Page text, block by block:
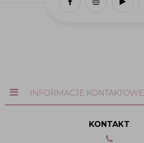
INFORMACJE KONTAKTOWE
KONTAKT